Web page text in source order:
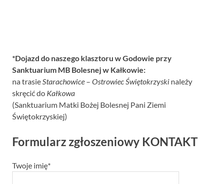
*Dojazd do naszego klasztoru w Godowie przy
Sanktuarium MB Bolesnej w Kałkowie:
na trasieStarachowice – Ostrowiec Świętokrzyski należy
skręcić do Kałkowa
(Sanktuarium Matki Bożej Bolesnej Pani Ziemi
Świętokrzyskiej)
Formularz zgłoszeniowy KONTAKT
Twoje imię*